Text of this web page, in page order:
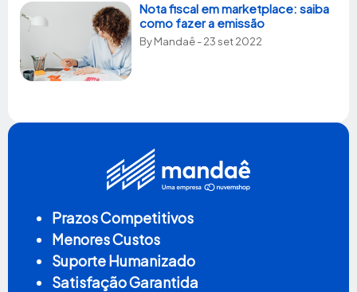
Nota fiscal em marketplace: saiba
como fazer a emissão
ByMandaê- 23 set 2022
Prazos Competitivos
Menores Custos
Suporte Humanizado
Satisfação Garantida